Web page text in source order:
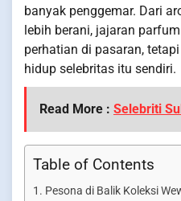
banyak penggemar. Dari
lebih berani, jajaran
perhatian di pasaran,
hidup selebritas itu sendiri.
Read More : Selebriti
Table of Contents
Pesona di Balik Koleksi